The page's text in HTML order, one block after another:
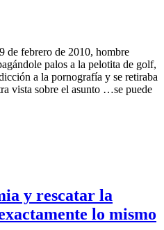
de febrero de 2010, hombre
palos a la pelotita de golf,
a la pornografía y se retiraba
vista sobre el asunto …se puede
y rescatar la
lo mismo